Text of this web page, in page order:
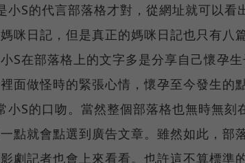
小S的代言部落格才對，從網址就可以看
咪日記，但是真正的媽咪日記也只有八
S在部落格上的文字多是分享自己懷孕
面做怪時的緊張心情，懷孕至今發生的
小S的口吻。當然整個部落格也無時無刻
點就會點選到廣告文章。雖然如此，部
劇記者也會上來看看。也許這不算標準